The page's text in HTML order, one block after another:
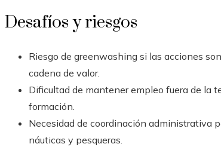
Desafíos y riesgos
Riesgo de greenwashing si las acciones
cadena de valor.
Dificultad de mantener empleo fuera de la
formación.
Necesidad de coordinación administrativa
náuticas y pesqueras.